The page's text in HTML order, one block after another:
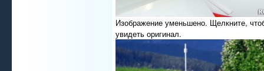
Изображение уменьшено. Щелкните,
увидеть оригинал.